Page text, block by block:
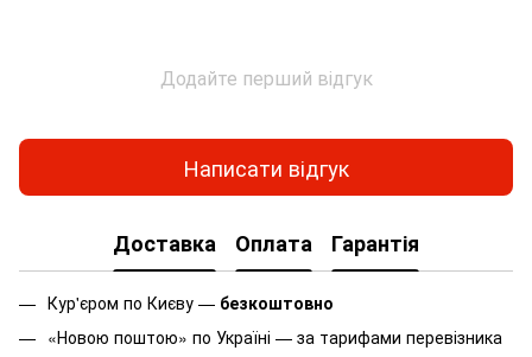
Додайте перший відгук
Написати відгук
Доставка Оплата Гарантія
Кур'єром по Києву — безкоштовно
«Новою поштою» по Україні — за тарифами перевізника